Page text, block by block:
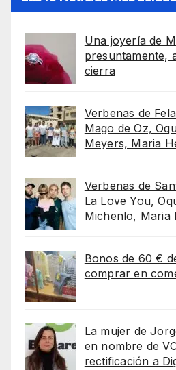
Una joyería de
presuntamente,
cierra
Verbenas de
Mago de Oz,
Meyers, Maria
Verbenas de
La Love You,
Michenlo, Maria
Bonos de 60 €
comprar en
La mujer de
en nombre de
rectificación a